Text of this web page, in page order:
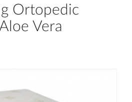
Ortopedic
Vera